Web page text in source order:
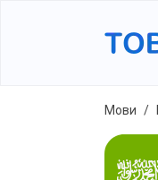
Мови